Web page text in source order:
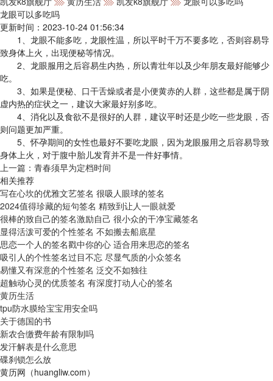
龙眼可以多吃吗
更新时间：2023-10-24 01:56:34
1、龙眼不能多吃，龙眼性温，所以平时千万不要多吃，否则容易导
致身体上火，出现便秘等情况。
2、龙眼服用之后容易生内热，所以青壮年以及少年朋友最好能够少
吃。
3、如果是便秘、口干舌燥或者是小便黄赤的人群，这些都是属于阴
虚内热的症状之一，建议大家最好别多吃。
4、消化以及食欲不是很好的人群，建议平时还是少吃一些龙眼，否
则问题更加严重。
5、怀孕期间的女性也最好不要吃龙眼，因为龙眼服用之后容易导致
身体上火，对于腹中胎儿发育并不是一件好事情。
上一篇： 青春须早为定档时间
相关推荐
写在心坎的优雅文艺签名 很吸人眼球的签名
2024值得珍藏的短句签名 精致到让人一眼就爱
很棒的致自己的签名激励自己 很小众的干净宝藏签名
显得活泼可爱的个性签名 不如搬去船底星
思恋一个人的签名戳中你的心 适合用来思恋的签名
吸引人的个性签名过目不忘 尽显气质的小众签名
易懂又有深意的个性签名 泛交不如独往
超触动心灵的优质签名 有深度打动人心的签名
黄历生活
tpu防水膜给宝宝用安全吗
关于德国的书
新农合缴费年龄有限制吗
发汗解表是什么意思
碟刹锁怎么放
黄历网（huangliw.com）